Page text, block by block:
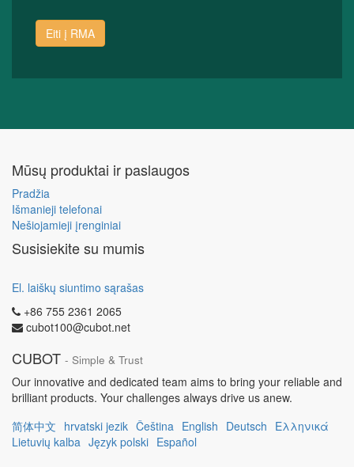
Eiti į RMA
Mūsų produktai ir paslaugos
Pradžia
Išmanieji telefonai
Nešiojamieji įrenginiai
Susisiekite su mumis
El. laiškų siuntimo sąrašas
+86 755 2361 2065
cubot100@cubot.net
CUBOT - Simple & Trust
Our innovative and dedicated team aims to bring your reliable and
brilliant products. Your challenges always drive us anew.
简体中文 hrvatski jezik Čeština English Deutsch Ελληνικά
Lietuvių kalba Język polski Español